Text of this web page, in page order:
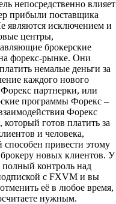
непосредственно влияет
прибыли поставщика
являются исключением и
центры,
брокерские
форекс-рынке. Они
немалые деньги за
каждого нового
партнерки, или
программы Форекс –
Форекс
который готов платить за
и человека,
способен привести этому
новых клиентов. У
полный контроль над
с FXVM и вы
её в любое время,
нужным.